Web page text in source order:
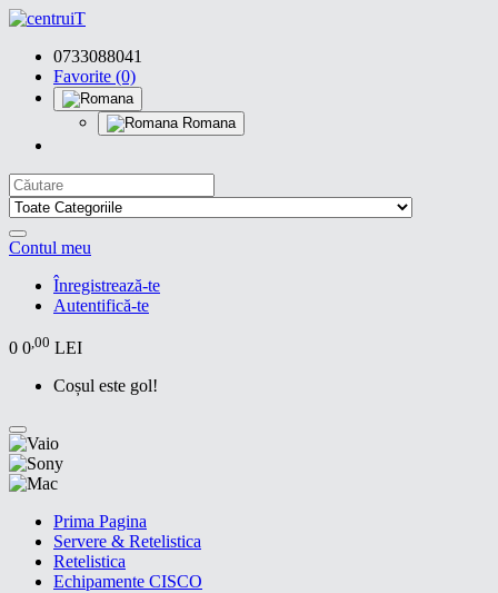
0733088041
Favorite (0)
Romana
Contul meu
Înregistrează-te
Autentifică-te
0 0,00 LEI
Coșul este gol!
Prima Pagina
Servere & Retelistica
Retelistica
Echipamente CISCO